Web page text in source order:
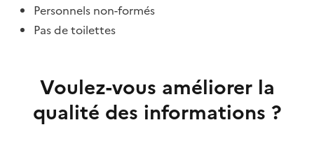
Personnels non-formés
Pas de toilettes
Voulez-vous améliorer la
qualité des informations ?